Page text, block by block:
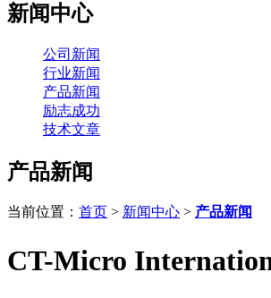
新闻中心
公司新闻
行业新闻
产品新闻
励志成功
技术文章
产品新闻
当前位置： 首页 > 新闻中心 > 产品新闻
CT-Micro